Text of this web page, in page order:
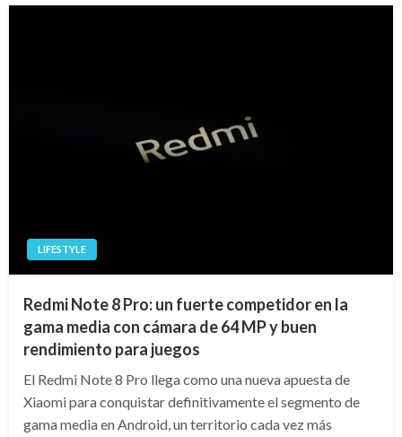
LIFESTYLE
Redmi Note 8 Pro: un fuerte competidor en la
gama media con cámara de 64 MP y buen
rendimiento para juegos
El Redmi Note 8 Pro llega como una nueva apuesta de
Xiaomi para conquistar definitivamente el segmento de
gama media en Android, un territorio cada vez más